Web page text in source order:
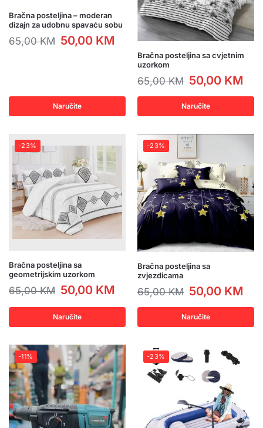
Bračna posteljina – moderan
dizajn za udobnu spavaću sobu
65,00KM 50,00 KM
Naručite
Bračna posteljina sa cvjetnim
uzorkom
65,00KM 50,00 KM
Naručite
-23%
Bračna posteljina sa
geometrijskim uzorkom
65,00KM 50,00 KM
Naručite
-23%
Bračna posteljina sa
zvjezdicama
65,00KM 50,00 KM
Naručite
-11% -23%